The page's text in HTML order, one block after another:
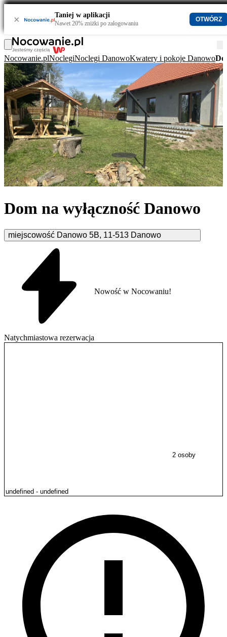
× Taniej w aplikacji
Nawet 20% zniżki po zalogowaniu
OTWÓRZ
Nocowanie.plNoclegiNoclegi DanowoKwatery i pokoje Danowo
Dom na wyłączność Danowo
miejscowość Danowo 5B, 11-513 Danowo
Natychmiastowa rezerwacja
Nowość w Nocowaniu!
2 osoby